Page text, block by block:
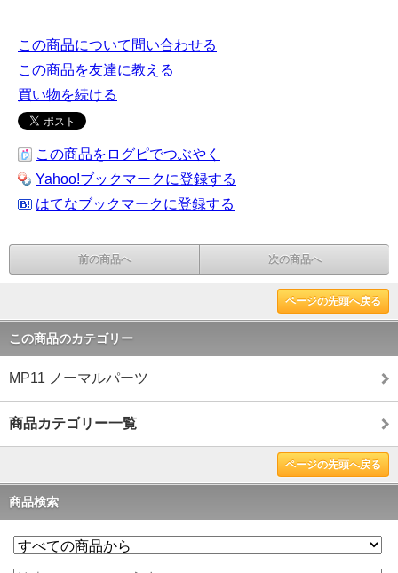
この商品について問い合わせる
この商品を友達に教える
買い物を続ける
この商品をログピでつぶやく
Yahoo!ブックマークに登録する
はてなブックマークに登録する
前の商品へ 次の商品へ
ページの先頭へ戻る
この商品のカテゴリー
MP11 ノーマルパーツ
商品カテゴリー一覧
ページの先頭へ戻る
商品検索